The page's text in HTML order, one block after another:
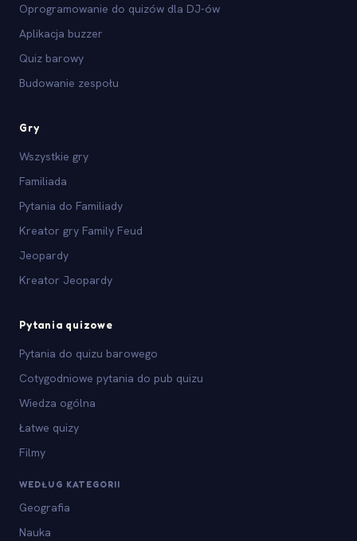
Oprogramowanie do quizów dla DJ-ów
Aplikacja buzzer
Quiz barowy
Budowanie zespołu
Gry
Wszystkie gry
Familiada
Pytania do Familiady
Kreator gry Family Feud
Jeopardy
Kreator Jeopardy
Pytania quizowe
Pytania do quizu barowego
Cotygodniowe pytania do pub quizu
Wiedza ogólna
Łatwe quizy
Filmy
WEDŁUG KATEGORII
Geografia
Nauka